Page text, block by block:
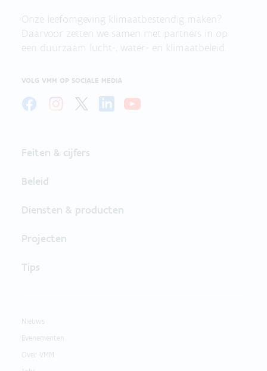
Onze leefomgeving klimaatbestendig maken?
Daarvoor zetten we samen met partners in op
een duurzaam lucht-, water- en klimaatbeleid.
VOLG VMM OP SOCIALE MEDIA
Feiten & cijfers
Beleid
Diensten & producten
Projecten
Tips
Nieuws
Evenementen
Over VMM